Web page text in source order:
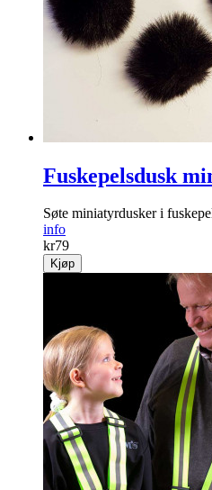
Fuskepelsdusk
Søte miniatyrdusker i
info
kr79
Kjøp